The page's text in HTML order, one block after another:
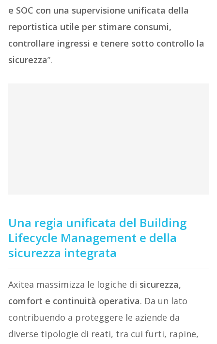
e SOC con una supervisione unificata della
reportistica utile per stimare consumi,
controllare ingressi e tenere sotto controllo la
sicurezza”.
Una regia unificata del Building
Lifecycle Management e della
sicurezza integrata
Axitea massimizza le logiche di sicurezza,
comfort e continuità operativa. Da un lato
contribuendo a proteggere le aziende da
diverse tipologie di reati, tra cui furti, rapine,